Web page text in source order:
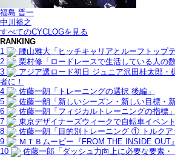
福島 晋一
中川裕之
すべてのCYCLOGを見る
RANKING
1
腰山雅大「ヒッチキャリアとルーフトップ
2
栗村修「ロードレースで生活している人の数
3
アジア選ロード初日 ジュニア沢田桂太郎・
者に！
4
佐藤一朗「トレーニングの選択 後編」
5
佐藤一朗「新しいシーズン・新しい目標・
6
佐藤一朗「フィジカルトレーニングの指標」
7
東京デザイナーズウィークで自転車イベン
8
佐藤一朗「目的別トレーニング ① トルクア
9
ＭＴＢムービー『FROM THE INSIDE OUT
10
佐藤一郎「ダッシュ力向上に必要な要素